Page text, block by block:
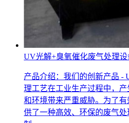
UV光解+臭氧催化废气处理设
产品介绍：我们的创新产品 -
理工艺在工业生产过程中，
和环境带来严重威胁。为了
供了一种高效、环保的废气